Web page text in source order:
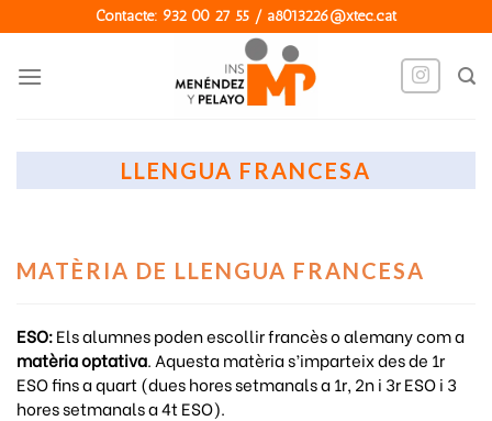
to
content
Contacte: 932 00 27 55 / a8013226@xtec.cat
LLENGUA FRANCESA
MATÈRIA DE LLENGUA FRANCESA
ESO:Els alumnes poden escollir francès o alemany com a
matèria optativa. Aquesta matèria s’imparteix des de 1r
ESO fins a quart (dues hores setmanals a 1r, 2n i 3r ESO i 3
hores setmanals a 4t ESO).